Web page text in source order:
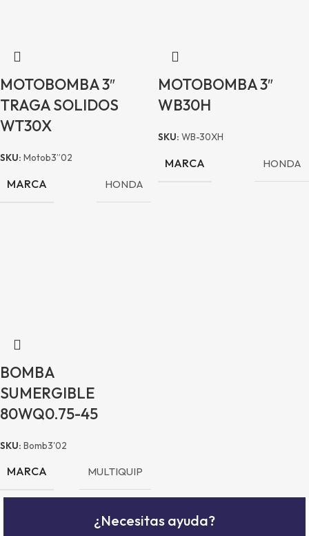
¿Necesitas ayuda?
MOTOBOMBA 3″
TRAGA SOLIDOS
WT30X
SKU: Motob3”02
MARCA HONDA
MOTOBOMBA 3″
WB30H
SKU: WB-30XH
MARCA HONDA
BOMBA
SUMERGIBLE
80WQ0.75-45
SKU: Bomb3'02
MARCA MULTIQUIP